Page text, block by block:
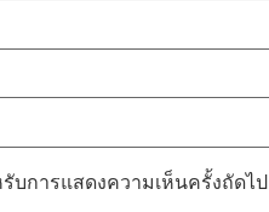
บการแสดงความเห็นครั้งถัดไป